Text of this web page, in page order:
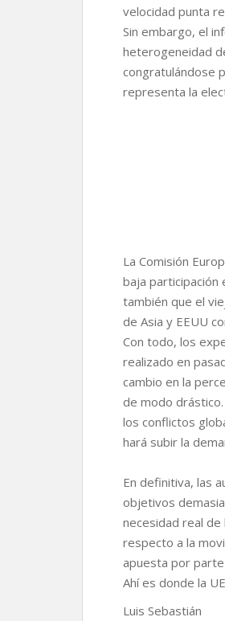
velocidad punta
Sin embargo, el
heterogeneidad
congratulándose
representa la
La Comisión
baja participación
también que el
de Asia y EEUU
Con todo, los
realizado en
cambio en la
de modo
los conflictos
hará subir la
En definitiva, las
objetivos
necesidad real
respecto a la
apuesta por
Ahí es donde la
Luis Sebastián